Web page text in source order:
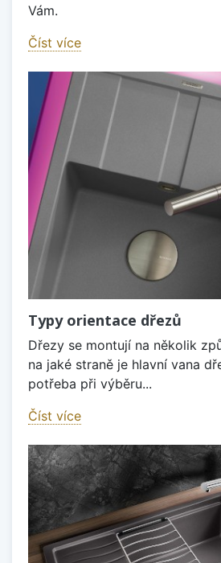
Vám.
Číst více
Typy orientace dřezů
Dřezy se montují na několik
na jaké straně je hlavní vana
potřeba při výběru...
Číst více